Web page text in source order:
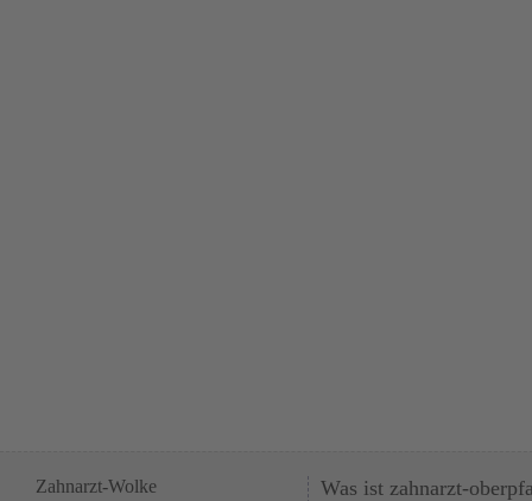
Zahnarzt-Wolke Was ist zahnarzt-